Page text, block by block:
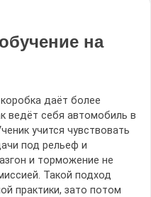
на
даёт более
ведёт себя автомобиль в
учится чувствовать
под рельеф и
и торможение не
Такой подход
практики, зато потом